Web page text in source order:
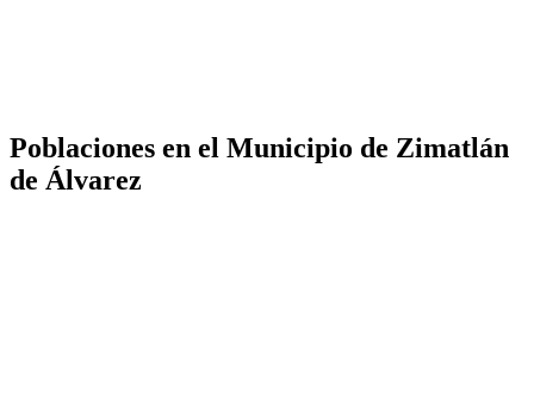
Poblaciones en el Municipio de Zimatlán
de Álvarez